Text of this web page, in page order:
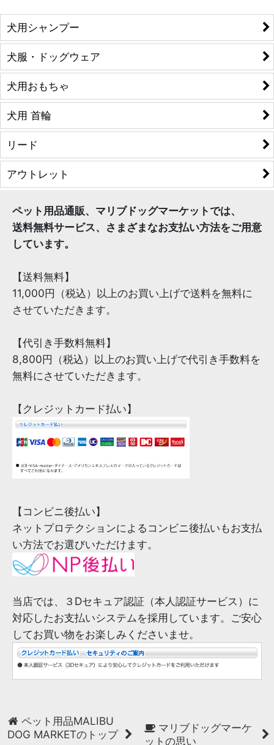
犬用シャンプー
犬服・ドッグウェア
犬用おもちゃ
犬用 首輪
リード
アウトレット
ペット用品通販、マリブドッグマーケットでは、
送料無料サービス、さまざまなお支払い方法をご用意
しています。
【送料無料】
11,000円（税込）以上のお買い上げで送料を無料に
させていただきます。
【代引き手数料無料】
8,800円（税込）以上のお買い上げで代引き手数料を
無料にさせていただきます。
【クレジットカード払い】
【コンビニ後払い】
ネットプロテクションによるコンビニ後払いもお支払
い方法でお選びいただけます。
当店では、３Dセキュア認証（本人認証サービス）に
対応したお支払いシステムを採用しています。ご安心
してお買い物をお楽しみくださいませ。
ペット用品MALIBU
DOG MARKETのトップ
マリブドッグマーケ
ットの思い